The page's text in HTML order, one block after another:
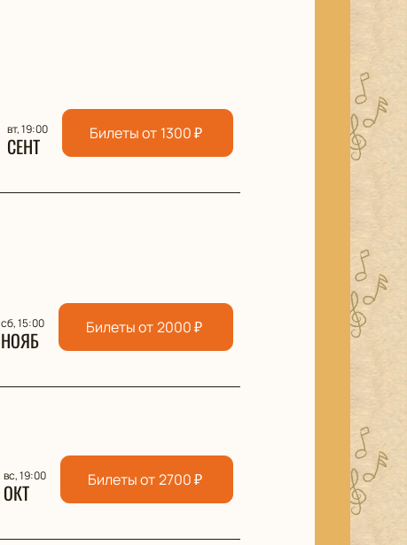
вт, 19:00
СЕНТ Билеты от 1300₽
сб, 15:00
НОЯБ Билеты от 2000₽
вс, 19:00
ОКТ Билеты от 2700₽